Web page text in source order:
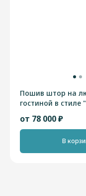
Пошив штор на
гостиной в стиле
от 78 000 ₽
В